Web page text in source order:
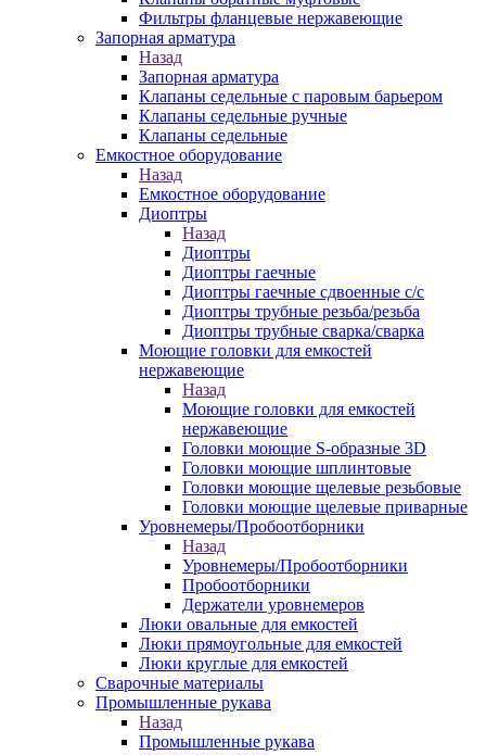
Фильтры фланцевые нержавеющие
Запорная арматура
Назад
Запорная арматура
Клапаны седельные с паровым барьером
Клапаны седельные ручные
Клапаны седельные
Емкостное оборудование
Назад
Емкостное оборудование
Диоптры
Назад
Диоптры
Диоптры гаечные
Диоптры гаечные сдвоенные c/c
Диоптры трубные резьба/резьба
Диоптры трубные сварка/сварка
Моющие головки для емкостей
нержавеющие
Назад
Моющие головки для емкостей
нержавеющие
Головки моющие S-образные 3D
Головки моющие шплинтовые
Головки моющие щелевые резьбовые
Головки моющие щелевые приварные
Уровнемеры/Пробоотборники
Назад
Уровнемеры/Пробоотборники
Пробоотборники
Держатели уровнемеров
Люки овальные для емкостей
Люки прямоугольные для емкостей
Люки круглые для емкостей
Сварочные материалы
Промышленные рукава
Назад
Промышленные рукава